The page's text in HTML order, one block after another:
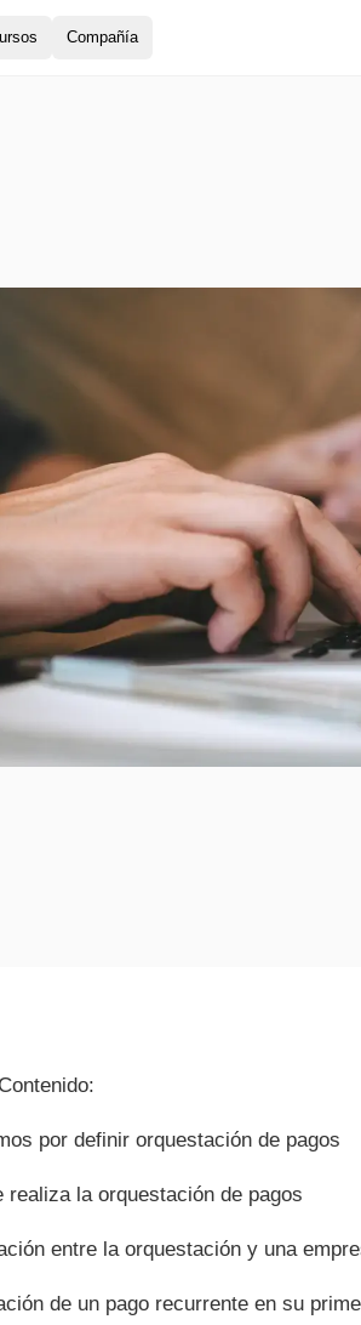
Compañía
por definir orquestación de pagos
realiza la orquestación de pagos
entre la orquestación y una
de un pago recurrente en su